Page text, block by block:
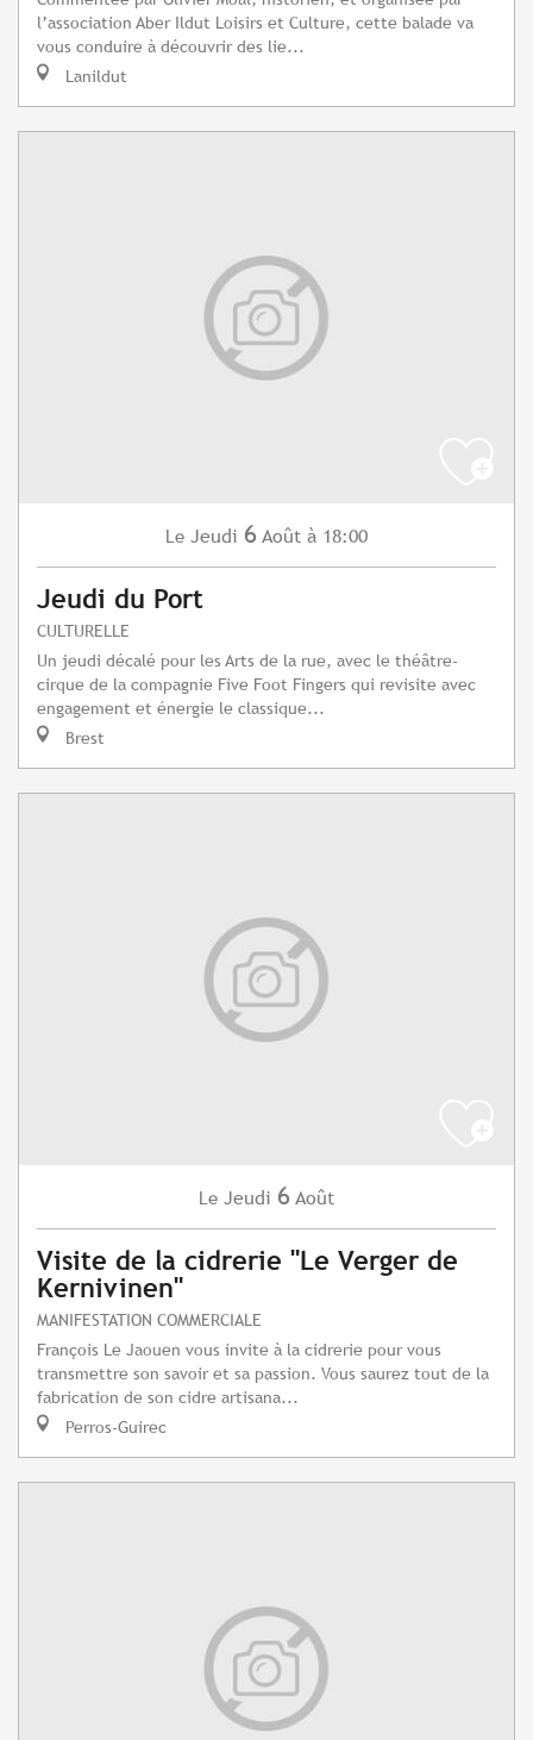
l’association Aber Ildut Loisirs et Culture, cette balade va
vous conduire à découvrir des lie...
Lanildut
Le Jeudi 6 Août à 18:00
Jeudi du Port
CULTURELLE
Un jeudi décalé pour les Arts de la rue, avec le théâtre-
cirque de la compagnie Five Foot Fingers qui revisite avec
engagement et énergie le classique...
Brest
Le Jeudi 6 Août
Visite de la cidrerie "Le Verger de
Kernivinen"
MANIFESTATION COMMERCIALE
François Le Jaouen vous invite à la cidrerie pour vous
transmettre son savoir et sa passion. Vous saurez tout de la
fabrication de son cidre artisana...
Perros-Guirec